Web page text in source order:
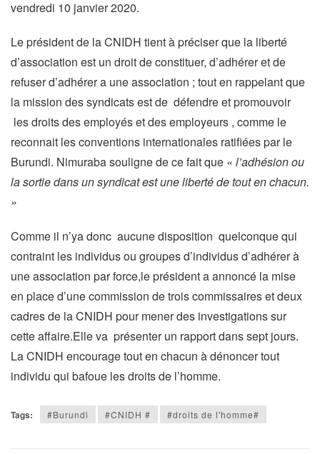
vendredi 10 janvier 2020.
Le président de la CNIDH tient à préciser que la liberté
d’association est un droit de constituer, d’adhérer et de
refuser d’adhérer a une association ; tout en rappelant que
la mission des syndicats est de défendre et promouvoir
les droits des employés et des employeurs , comme le
reconnait les conventions internationales ratifiées par le
Burundi. Nimuraba souligne de ce fait que « l’adhésion ou
la sortie dans un syndicat est une liberté de tout en chacun.
»
Comme il n’ya donc aucune disposition quelconque qui
contraint les individus ou groupes d’individus d’adhérer à
une association par force,le président a annoncé la mise
en place d’une commission de trois commissaires et deux
cadres de la CNIDH pour mener des investigations sur
cette affaire.Elle va présenter un rapport dans sept jours.
La CNIDH encourage tout en chacun à dénoncer tout
individu qui bafoue les droits de l’homme.
Tags: #Burundi #CNIDH # #droits de l'homme#